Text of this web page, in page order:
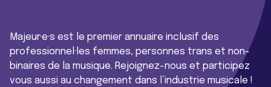
Majeur·e·s est le premier annuaire inclusif des
professionnel·les femmes, personnes trans et non-
binaires de la musique. Rejoignez-nous et participez
vous aussi au changement dans l’industrie musicale !